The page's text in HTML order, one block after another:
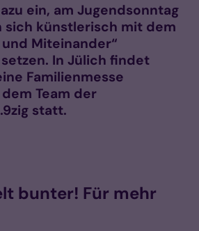
ein, am Jugendsonntag
sich künstlerisch mit dem
Miteinander“
In Jülich findet
Familienmesse
Team der
statt.
bunter! Für mehr